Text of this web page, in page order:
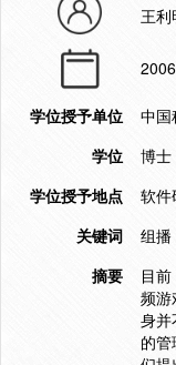
王利
学位授予单位
中国
学位
博士
学位授予地点
软件
关键词
组播
摘要
目
频游
身并
的